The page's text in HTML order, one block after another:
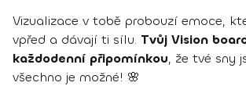
Vizualizace v tobě probouzí emoce,
vpřed a dávají ti sílu. Tvůj Vision
každodenní připomínkou, že tvé sny
všechno je možné! 🌸